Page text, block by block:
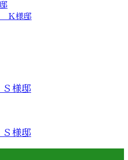
Ｋ様邸
様邸
様邸